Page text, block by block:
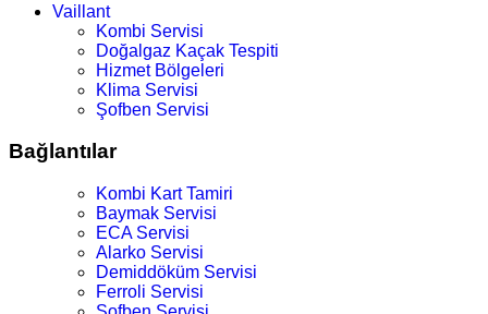
Vaillant
Kombi Servisi
Doğalgaz Kaçak Tespiti
Hizmet Bölgeleri
Klima Servisi
Şofben Servisi
Bağlantılar
Kombi Kart Tamiri
Baymak Servisi
ECA Servisi
Alarko Servisi
Demiddöküm Servisi
Ferroli Servisi